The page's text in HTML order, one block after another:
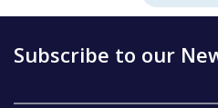
Subscribe to our